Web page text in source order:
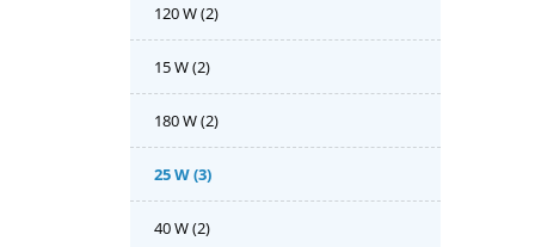
120 W(2)
15 W(2)
180 W(2)
25 W(3)
40 W(2)